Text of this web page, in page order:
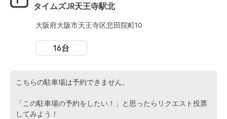
タイムズJR天王寺駅北
大阪府大阪市天王寺区悲田院町10
16台
こちらの駐車場は予約できません。
「この駐車場の予約をしたい！」と思ったらリクエスト投票
してみよう！